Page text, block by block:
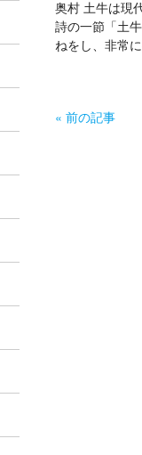
奥村 土牛は現
詩の一節「土
ねをし、非常
« 前の記事